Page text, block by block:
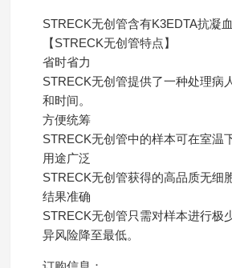
STRECK无创管含有K3EDTA抗凝
【STRECK无创管特点】
省时省力
STRECK无创管提供了一种处理病
和时间。
方便统筹
STRECK无创管中的样本可在室温
用途广泛
STRECK无创管获得的高品质无细
结果准确
STRECK无创管只需对样本进行极
异风险降至最低。